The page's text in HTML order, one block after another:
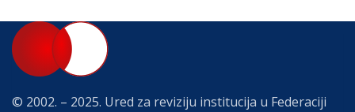
© 2002. – 2025. Ured za reviziju institucija u Federaciji